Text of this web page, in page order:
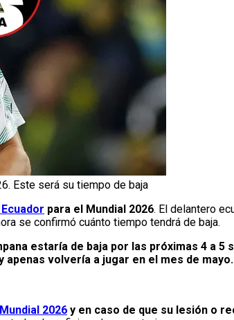
Este será su tiempo de baja
para el Mundial 2026. El delantero
se confirmó cuánto tiempo tendrá de baja.
estaría de baja por las próximas 4 a 5
volvería a jugar en el mes de mayo.
Mundial 2026 y en caso de que su lesión o